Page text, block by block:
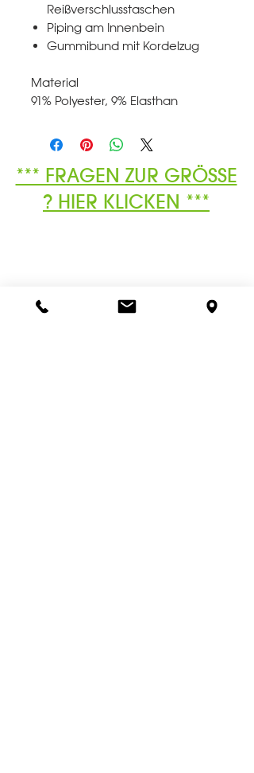
Reißverschlusstaschen
Piping am Innenbein
Gummibund mit Kordelzug
Material
91% Polyester, 9% Elasthan
*** FRAGEN ZUR GRÖSSE
? HIER KLICKEN ***